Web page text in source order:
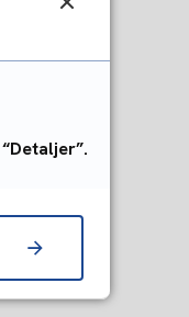
“Detaljer”.